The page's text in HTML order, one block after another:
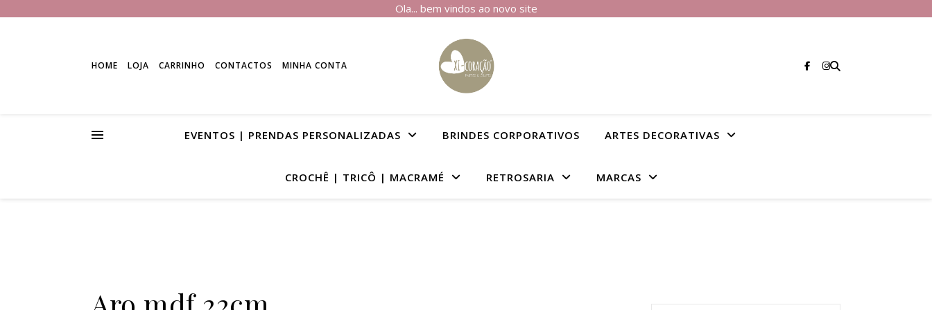
Ola... bem vindos ao novo site
HOME LOJA CARRINHO CONTACTOS MINHA CONTA
EVENTOS | PRENDAS PERSONALIZADAS BRINDES CORPORATIVOS ARTES DECORATIVAS
CROCHÊ | TRICÔ | MACRAMÉ RETROSARIA MARCAS